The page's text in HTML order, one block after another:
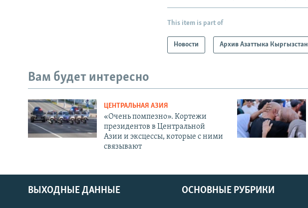
This item is part of
Новости Архив Азаттыка Кыргызстан
Вам будет интересно
ЦЕНТРАЛЬНАЯ АЗИЯ
«Очень помпезно». Кортежи
президентов в Центральной
Азии и эксцессы, которые с ними
связывают
ВЫХОДНЫЕ ДАННЫЕ ОСНОВНЫЕ РУБРИКИ